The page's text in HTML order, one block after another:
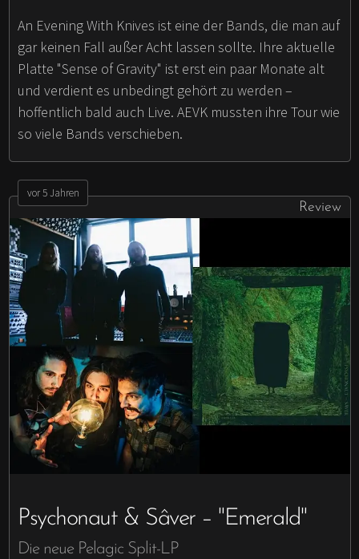
An Evening With Knives ist eine der Bands, die man auf
gar keinen Fall außer Acht lassen sollte. Ihre aktuelle
Platte "Sense of Gravity" ist erst ein paar Monate alt
und verdient es unbedingt gehört zu werden –
hoffentlich bald auch Live. AEVK mussten ihre Tour wie
so viele Bands verschieben.
vor 5 Jahren
Review
Psychonaut & Sâver – "Emerald"
Die neue Pelagic Split-LP